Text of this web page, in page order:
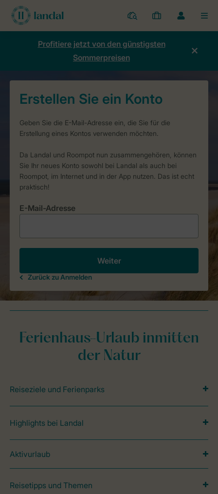
Ferienparks
Meine
Buchungen
Dropdown-
Menü
Kontos
Profitiere jetzt von den günstigsten
Sommerpreisen
E-Mail-Adresse
Ferienhaus-Urlaub inmitten
der Natur
Reiseziele und Ferienparks
Highlights bei Landal
Aktivurlaub
Reisetipps und Themen